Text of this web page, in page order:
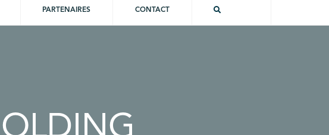
PARTENAIRES CONTACT